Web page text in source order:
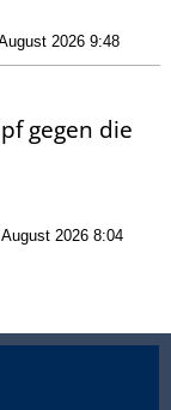
2026 9:48
gegen die
2026 8:04